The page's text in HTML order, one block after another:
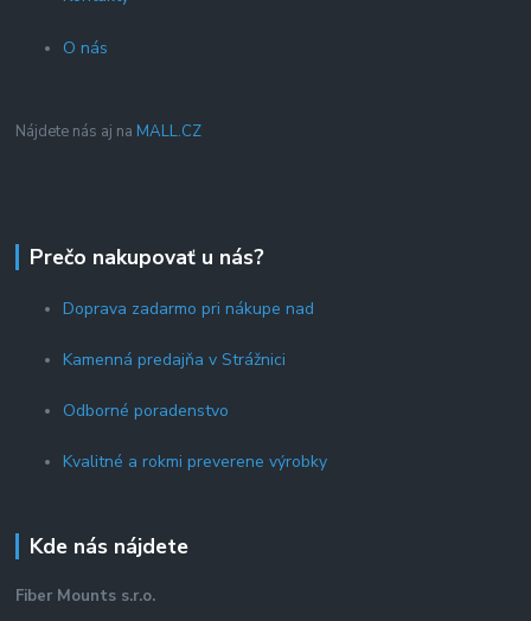
O nás
Nájdete nás aj na MALL.CZ
Prečo nakupovať u nás?
Doprava zadarmo pri nákupe nad
Kamenná predajňa v Strážnici
Odborné poradenstvo
Kvalitné a rokmi preverene výrobky
Kde nás nájdete
Fiber Mounts s.r.o.